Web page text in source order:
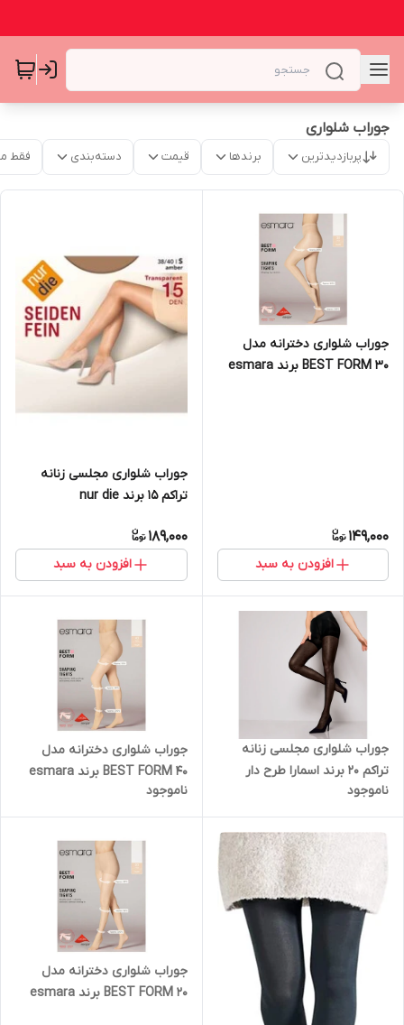
جوراب شلواری
پربازدیدترین برندها قیمت دسته‌بندی فقط
جوراب شلواری دخترانه مدل
BEST FORM 30 برند esmara
149,000
افزودن به سبد
جوراب شلواری مجلسی زنانه
تراکم 15 برند nur die
189,000
افزودن به سبد
جوراب شلواری مجلسی زنانه
تراکم 20 برند اسمارا طرح دار
ناموجود
جوراب شلواری دخترانه مدل
BEST FORM 40 برند esmara
ناموجود
جوراب شلواری دخترانه مدل
BEST FORM 20 برند esmara